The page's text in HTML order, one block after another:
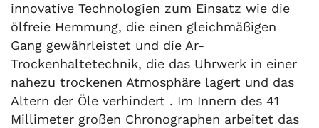
innovative Technologien zum Einsatz wie die
ölfreie Hemmung, die einen gleichmäßigen
Gang gewährleistet und die Ar-
Trockenhaltetechnik, die das Uhrwerk in einer
nahezu trockenen Atmosphäre lagert und das
Altern der Öle verhindert . Im Innern des 41
Millimeter großen Chronographen arbeitet das